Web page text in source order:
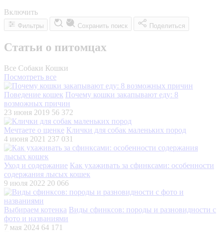
Включить
Фильтры Сохранить поиск Поделиться
Статьи о питомцах
Все Собаки Кошки
Посмотреть все
Поведение кошек Почему кошки закапывают еду: 8
возможных причин
23 июня 2019 56 372
Мечтаете о щенке Клички для собак маленьких пород
4 июня 2021 237 031
Уход и содержание Как ухаживать за сфинксами: особенности
содержания лысых кошек
9 июля 2022 20 066
Выбираем котенка Виды сфинксов: породы и разновидности с
фото и названиями
7 мая 2024 64 171